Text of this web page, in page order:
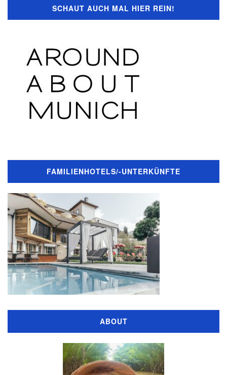
SCHAUT AUCH MAL HIER REIN!
FAMILIENHOTELS/-UNTERKÜNFTE
ABOUT